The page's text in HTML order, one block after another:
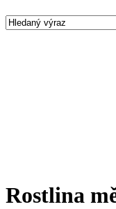
Rostlina